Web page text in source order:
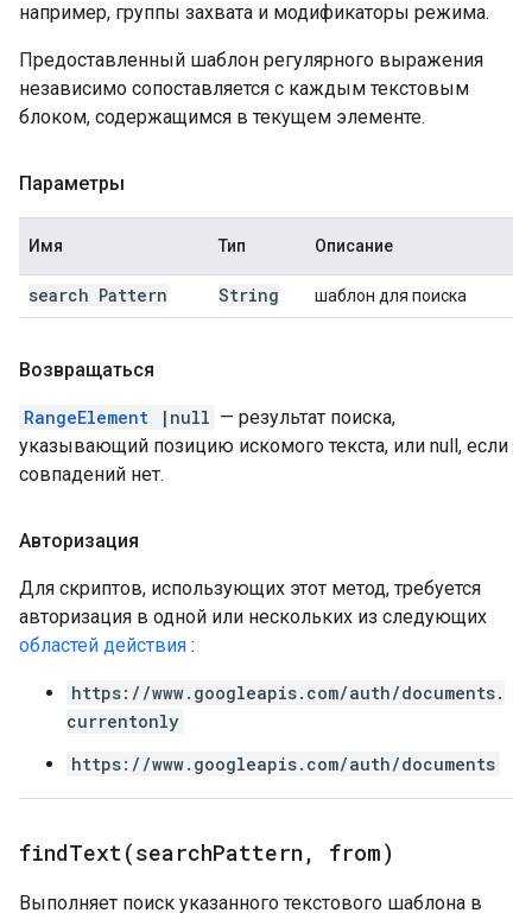
например, группы захвата и модификаторы режима.
Предоставленный шаблон регулярного выражения
независимо сопоставляется с каждым текстовым
блоком, содержащимся в текущем элементе.
Параметры
Имя Тип Описание
search Pattern String шаблон для поиска
Возвращаться
RangeElement |null — результат поиска,
указывающий позицию искомого текста, или null, если
совпадений нет.
Авторизация
Для скриптов, использующих этот метод, требуется
авторизация в одной или нескольких из следующих
областей действия :
https://www.googleapis.com/auth/documents.
currentonly
https://www.googleapis.com/auth/documents
findText(searchPattern , from)
Выполняет поиск указанного текстового шаблона в